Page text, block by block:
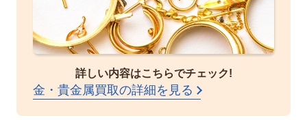
詳しい内容はこちらでチェック!
金・貴金属買取の詳細を見る